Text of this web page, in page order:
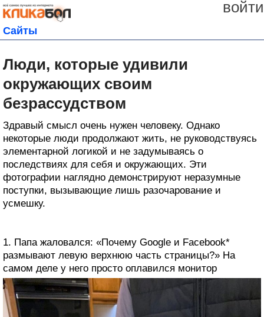
войти
Сайты
Люди, которые удивили
окружающих своим
безрассудством
Здравый смысл очень нужен человеку. Однако
некоторые люди продолжают жить, не руководствуясь
элементарной логикой и не задумываясь о
последствиях для себя и окружающих. Эти
фотографии наглядно демонстрируют неразумные
поступки, вызывающие лишь разочарование и
усмешку.
1. Папа жаловался: «Почему Google и Facebook*
размывают левую верхнюю часть страницы?» На
самом деле у него просто оплавился монитор